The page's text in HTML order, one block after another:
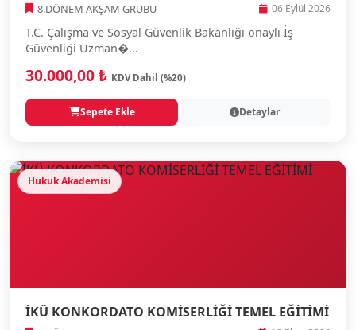
8.DÖNEM AKŞAM GRUBU 06 Eylül 2026
T.C. Çalışma ve Sosyal Güvenlik Bakanlığı onaylı İş
Güvenliği Uzman�...
30.000,00 ₺ KDV Dahil (%20)
Sepete Ekle Detaylar
Hukuk Akademisi
İKÜ KONKORDATO KOMİSERLİĞİ TEMEL EĞİTİMİ